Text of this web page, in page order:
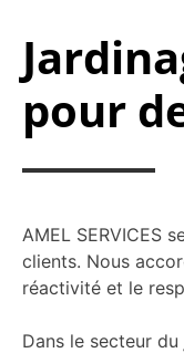
pour
AMEL SERVICES
clients. Nous
réactivité et le
Dans le secteur du